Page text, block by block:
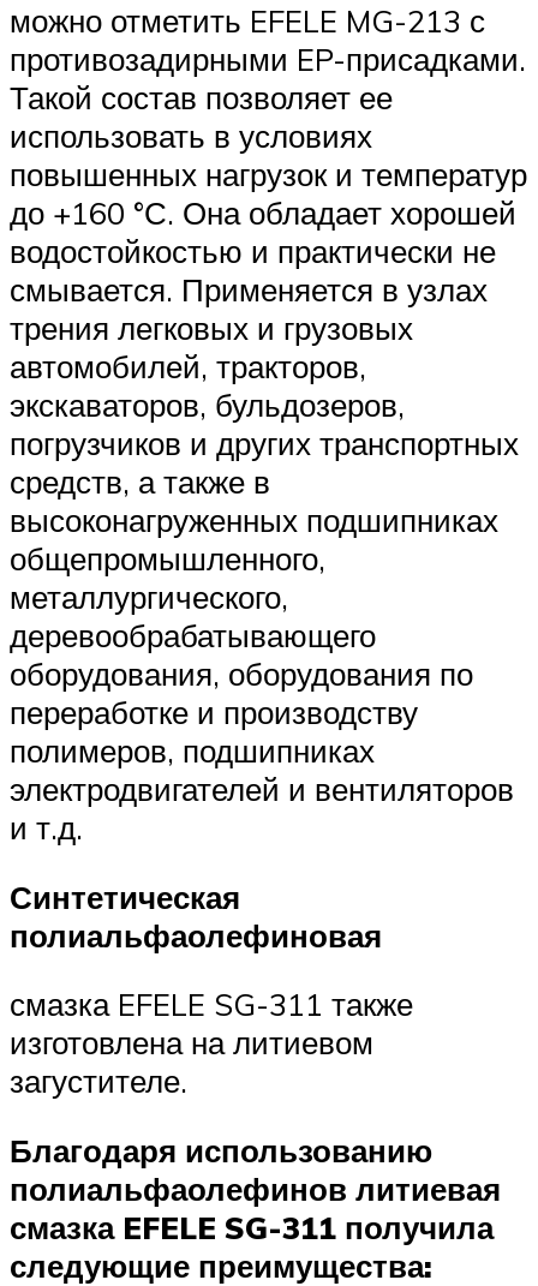
можно отметить EFELE MG-213 с
противозадирными EP-присадками.
Такой состав позволяет ее
использовать в условиях
повышенных нагрузок и температур
до +160 °С. Она обладает хорошей
водостойкостью и практически не
смывается. Применяется в узлах
трения легковых и грузовых
автомобилей, тракторов,
экскаваторов, бульдозеров,
погрузчиков и других транспортных
средств, а также в
высоконагруженных подшипниках
общепромышленного,
металлургического,
деревообрабатывающего
оборудования, оборудования по
переработке и производству
полимеров, подшипниках
электродвигателей и вентиляторов
и т.д.
Синтетическая
полиальфаолефиновая
смазка EFELE SG-311 также
изготовлена на литиевом
загустителе.
Благодаря использованию
полиальфаолефинов литиевая
смазка EFELE SG-311 получила
следующие преимущества: